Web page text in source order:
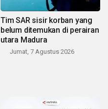
Tim SAR sisir korban yang
belum ditemukan di perairan
utara Madura
Jumat, 7 Agustus 2026